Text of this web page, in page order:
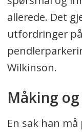
allerede. Det
utfordringer
Wilkinson.
Måking
En sak han